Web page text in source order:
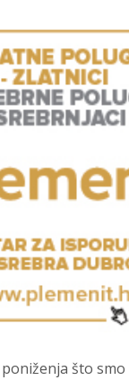
što smo